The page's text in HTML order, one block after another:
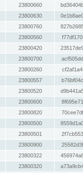
23800660
23800630
23800760
23800560
23800420
23800700
23800260
23800557
23800520
23800600
23800820
23800500
23800501
23800900
23800322
23800320